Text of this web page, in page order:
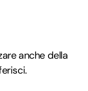
anche della